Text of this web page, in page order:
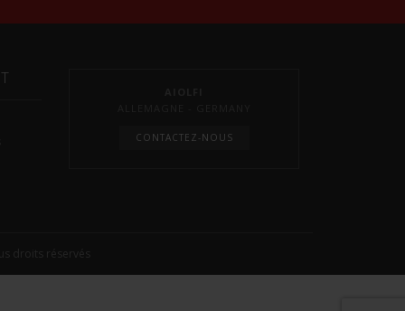
CONTACTEZ-NOUS